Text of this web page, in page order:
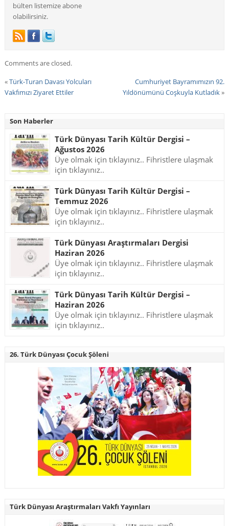
bülten listemize abone
olabilirsiniz.
Comments are closed.
«Türk-Turan Davası Yolcuları
Vakfımızı Ziyaret Ettiler
Cumhuriyet Bayramımızın 92.
Yıldönümünü Coşkuyla Kutladık»
Son Haberler
Türk Dünyası Tarih Kültür Dergisi –
Ağustos 2026
Üye olmak için tıklayınız.. Fihristlere ulaşmak
için tıklayınız..
Türk Dünyası Tarih Kültür Dergisi –
Temmuz 2026
Üye olmak için tıklayınız.. Fihristlere ulaşmak
için tıklayınız..
Türk Dünyası Araştırmaları Dergisi
Haziran 2026
Üye olmak için tıklayınız.. Fihristlere ulaşmak
için tıklayınız..
Türk Dünyası Tarih Kültür Dergisi –
Haziran 2026
Üye olmak için tıklayınız.. Fihristlere ulaşmak
için tıklayınız..
26. Türk Dünyası Çocuk Şöleni
Türk Dünyası Araştırmaları Vakfı Yayınları